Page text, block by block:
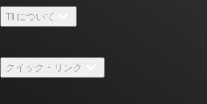
TI について
採用情報
クイック・リンク